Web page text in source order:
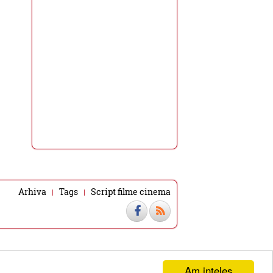
Arhiva Tags Script filme cinema